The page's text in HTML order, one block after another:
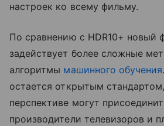
настроек ко всему фильму.
По сравнению с HDR10+ новый
задействует более сложные
алгоритмы машинного обучения
остается открытым
перспективе могут
производители телевизоров и